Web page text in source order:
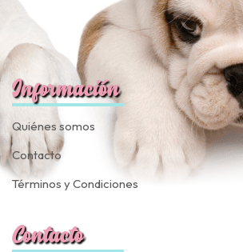
Información
Quiénes somos
Contacto
Términos y Condiciones
Contacto